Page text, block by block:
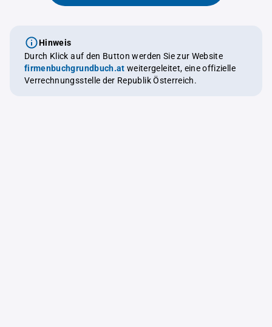
Hinweis
Durch Klick auf den Button werden Sie zur Website
firmenbuchgrundbuch.at weitergeleitet, eine offizielle
Verrechnungsstelle der Republik Österreich.